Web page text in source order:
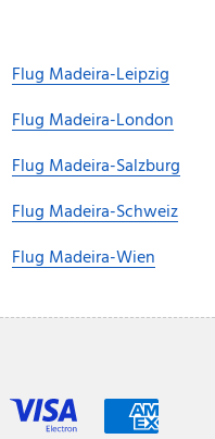
Flug Madeira-Leipzig
Flug Madeira-London
Flug Madeira-Salzburg
Flug Madeira-Schweiz
Flug Madeira-Wien